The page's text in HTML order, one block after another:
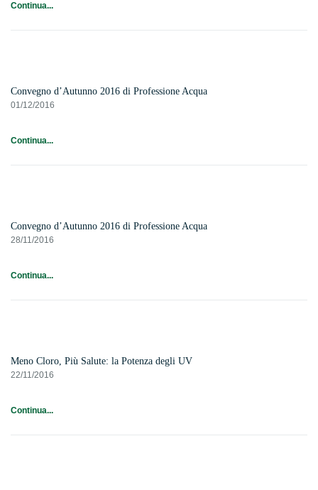
Continua...
Convegno d’Autunno 2016 di Professione Acqua
01/12/2016
Continua...
Convegno d’Autunno 2016 di Professione Acqua
28/11/2016
Continua...
Meno Cloro, Più Salute: la Potenza degli UV
22/11/2016
Continua...